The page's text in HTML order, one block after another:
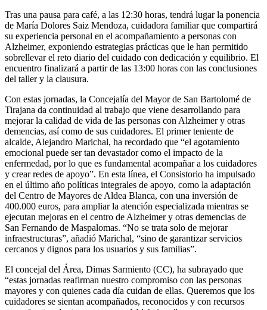
Tras una pausa para café, a las 12:30 horas, tendrá lugar la ponencia
de María Dolores Saiz Mendoza, cuidadora familiar que compartirá
su experiencia personal en el acompañamiento a personas con
Alzheimer, exponiendo estrategias prácticas que le han permitido
sobrellevar el reto diario del cuidado con dedicación y equilibrio. El
encuentro finalizará a partir de las 13:00 horas con las conclusiones
del taller y la clausura.
Con estas jornadas, la Concejalía del Mayor de San Bartolomé de
Tirajana da continuidad al trabajo que viene desarrollando para
mejorar la calidad de vida de las personas con Alzheimer y otras
demencias, así como de sus cuidadores. El primer teniente de
alcalde, Alejandro Marichal, ha recordado que “el agotamiento
emocional puede ser tan devastador como el impacto de la
enfermedad, por lo que es fundamental acompañar a los cuidadores
y crear redes de apoyo”. En esta línea, el Consistorio ha impulsado
en el último año políticas integrales de apoyo, como la adaptación
del Centro de Mayores de Aldea Blanca, con una inversión de
400.000 euros, para ampliar la atención especializada mientras se
ejecutan mejoras en el centro de Alzheimer y otras demencias de
San Fernando de Maspalomas. “No se trata solo de mejorar
infraestructuras”, añadió Marichal, “sino de garantizar servicios
cercanos y dignos para los usuarios y sus familias”.
El concejal del Área, Dimas Sarmiento (CC), ha subrayado que
“estas jornadas reafirman nuestro compromiso con las personas
mayores y con quienes cada día cuidan de ellas. Queremos que los
cuidadores se sientan acompañados, reconocidos y con recursos